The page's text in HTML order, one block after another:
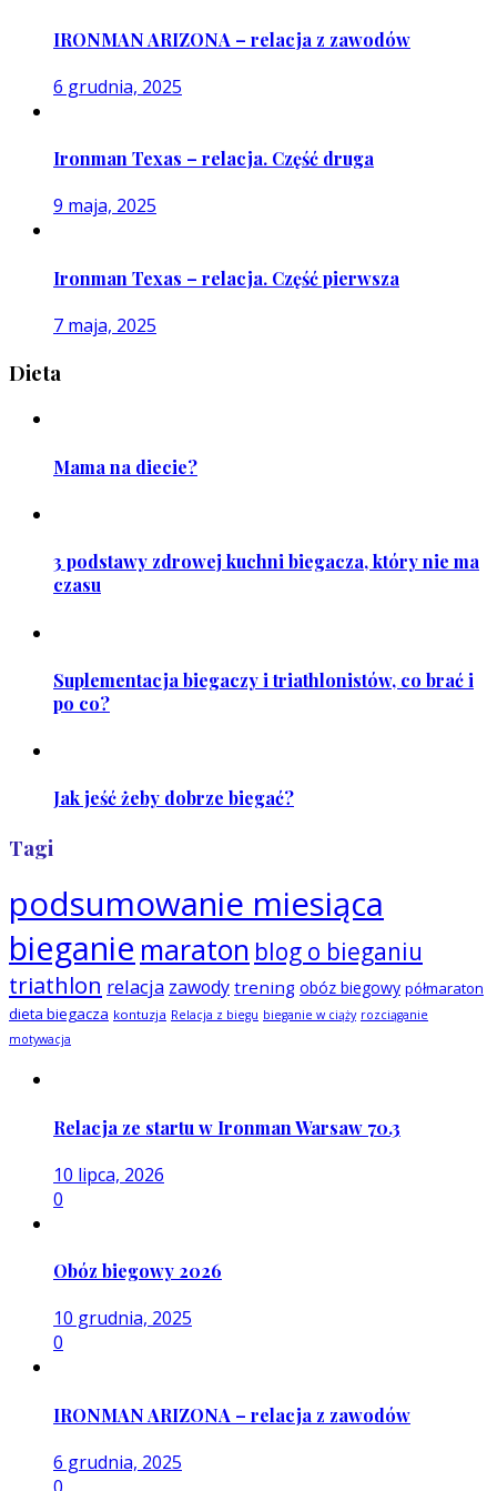
IRONMAN ARIZONA – relacja z zawodów
6 grudnia, 2025
Ironman Texas – relacja. Część druga
9 maja, 2025
Ironman Texas – relacja. Część pierwsza
7 maja, 2025
Dieta
Mama na diecie?
3 podstawy zdrowej kuchni biegacza, który nie ma
czasu
Suplementacja biegaczy i triathlonistów, co brać i
po co?
Jak jeść żeby dobrze biegać?
Tagi
podsumowanie miesiąca
bieganie maraton blog o bieganiu
triathlon relacja zawody trening obóz biegowy półmaraton
dieta biegacza kontuzja Relacja z biegu bieganie w ciąży rozciąganie
motywacja
Relacja ze startu w Ironman Warsaw 70.3
10 lipca, 2026
0
Obóz biegowy 2026
10 grudnia, 2025
0
IRONMAN ARIZONA – relacja z zawodów
6 grudnia, 2025